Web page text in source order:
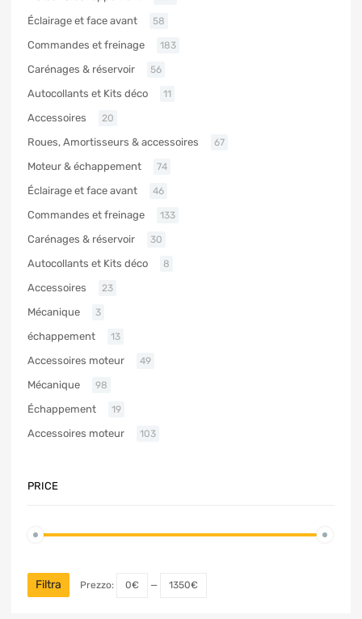
Éclairage et face avant 58
Commandes et freinage 183
Carénages & réservoir 56
Autocollants et Kits déco 11
Accessoires 20
Roues, Amortisseurs & accessoires 67
Moteur & échappement 74
Éclairage et face avant 46
Commandes et freinage 133
Carénages & réservoir 30
Autocollants et Kits déco 8
Accessoires 23
Mécanique 3
échappement 13
Accessoires moteur 49
Mécanique 98
Échappement 19
Accessoires moteur 103
PRICE
Filtra Prezzo: 0€ — 1350€